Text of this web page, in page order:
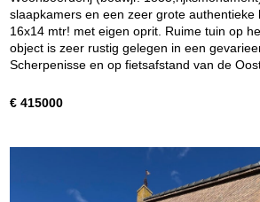
slaapkamers en een zeer grote authentieke
16x14 mtr! met eigen oprit. Ruime tuin op
object is zeer rustig gelegen in een
Scherpenisse en op fietsafstand van de
€ 415000